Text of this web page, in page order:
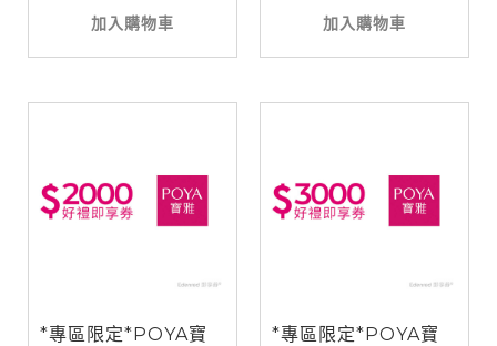
加入購物車 加入購物車
*專區限定*POYA寶
*專區限定*POYA寶